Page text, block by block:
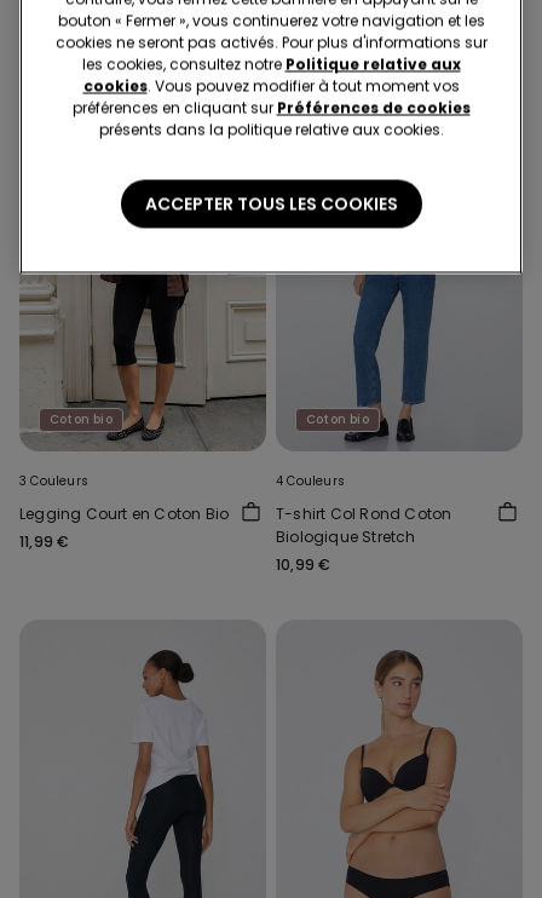
12,99 €
Coton bio
3 Couleurs
Legging Court en Coton Bio
11,99 €
Coton bio
4 Couleurs
T-shirt Col Rond Coton
Biologique Stretch
10,99 €
bouton « Fermer », vous continuerez votre navigation et les
cookies ne seront pas activés. Pour plus d'informations sur
les cookies, consultez notre Politique relative aux
cookies. Vous pouvez modifier à tout moment vos
préférences en cliquant sur Préférences de cookies
présents dans la politique relative aux cookies.
ACCEPTER TOUS LES COOKIES